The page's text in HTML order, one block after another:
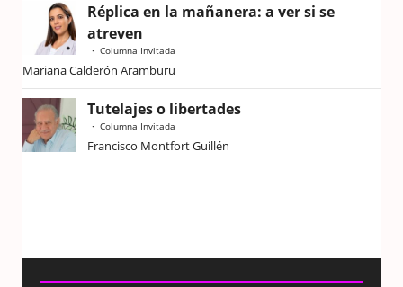
Réplica en la mañanera: a ver si se
atreven
Columna Invitada
Mariana Calderón Aramburu
Tutelajes o libertades
Columna Invitada
Francisco Montfort Guillén